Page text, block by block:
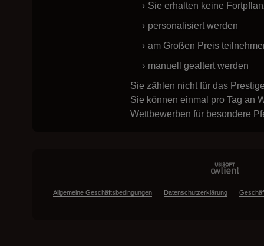
Sie erhalten keine
personalisiert werden
am Großen Preis
manuell gealtert werden
Sie zählen nicht für das
Sie können einmal pro Tag an
Wettbewerben für besondere
Allgemeine Geschäftsbedingungen Datenschutzerklärung